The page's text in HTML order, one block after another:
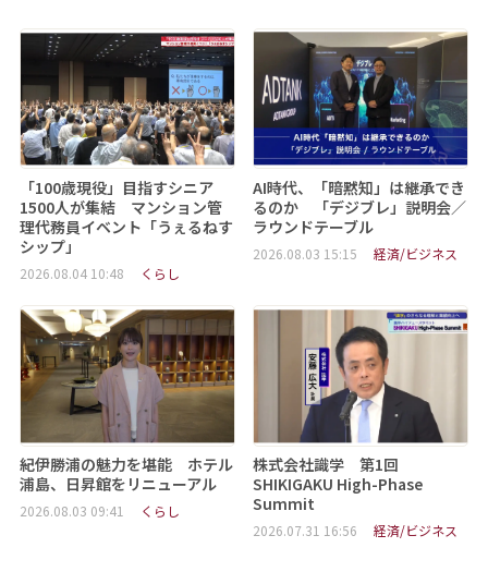
「100歳現役」目指すシニア
1500人が集結 マンション管
理代務員イベント「うぇるねす
シップ」
2026.08.04 10:48 くらし
AI時代、「暗黙知」は継承でき
るのか 「デジブレ」説明会／
ラウンドテーブル
2026.08.03 15:15 経済/ビジネス
紀伊勝浦の魅力を堪能 ホテル
浦島、日昇館をリニューアル
2026.08.03 09:41 くらし
株式会社識学 第1回
SHIKIGAKU High-Phase
Summit
2026.07.31 16:56 経済/ビジネス